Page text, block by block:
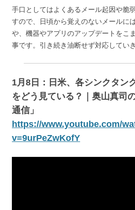
手口としてはよくあるメール起因や脆
すので、日頃から覚えのないメールに
や、機器やアプリのアップデートをこ
事です。引き続き油断せず対応してい
1月8日：日米、各シンクタン
をどう見ている？｜奥山真司
通信」
https://www.youtube.com/
v=9urPeZwKofY